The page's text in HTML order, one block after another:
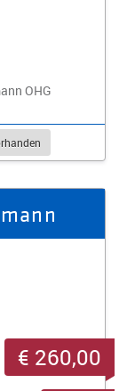
OHG
€ 260,00